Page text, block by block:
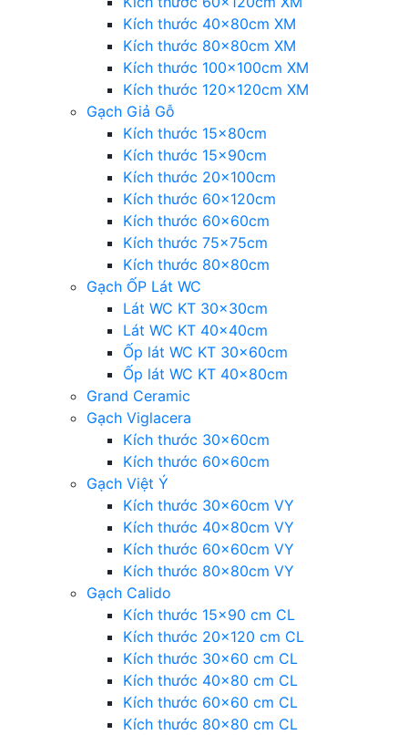
Kích thước 40x80cm XM
Kích thước 80x80cm XM
Kích thước 100x100cm XM
Kích thước 120x120cm XM
Gạch Giả Gỗ
Kích thước 15x80cm
Kích thước 15x90cm
Kích thước 20x100cm
Kích thước 60x120cm
Kích thước 60x60cm
Kích thước 75x75cm
Kích thước 80x80cm
Gạch ỐP Lát WC
Lát WC KT 30x30cm
Lát WC KT 40x40cm
Ốp lát WC KT 30x60cm
Ốp lát WC KT 40x80cm
Grand Ceramic
Gạch Viglacera
Kích thước 30x60cm
Kích thước 60x60cm
Gạch Việt Ý
Kích thước 30x60cm VY
Kích thước 40x80cm VY
Kích thước 60x60cm VY
Kích thước 80x80cm VY
Gạch Calido
Kích thước 15×90 cm CL
Kích thước 20×120 cm CL
Kích thước 30×60 cm CL
Kích thước 40×80 cm CL
Kích thước 60×60 cm CL
Kích thước 80×80 cm CL